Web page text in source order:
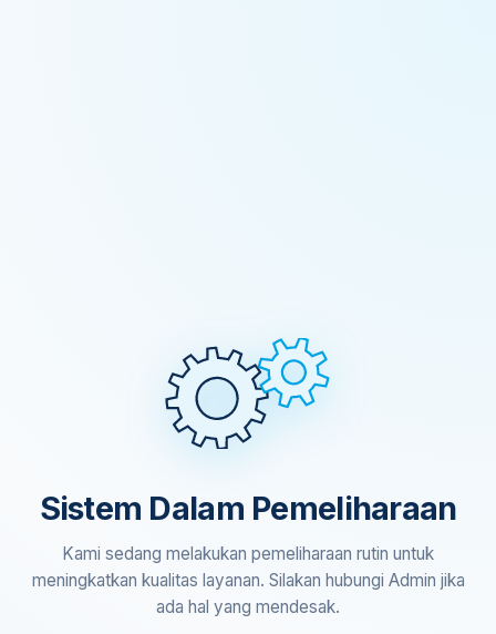
Sistem Dalam Pemeliharaan
Kami sedang melakukan pemeliharaan rutin untuk
meningkatkan kualitas layanan. Silakan hubungi Admin jika
ada hal yang mendesak.